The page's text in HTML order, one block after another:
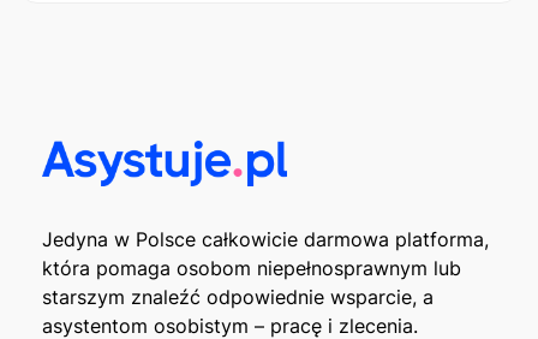
Jedyna w Polsce całkowicie darmowa platforma,
która pomaga osobom niepełnosprawnym lub
starszym znaleźć odpowiednie wsparcie, a
asystentom osobistym – pracę i zlecenia.